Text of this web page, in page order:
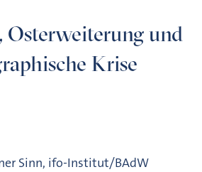
und
Krise
Sinn, ifo-Institut/BAdW